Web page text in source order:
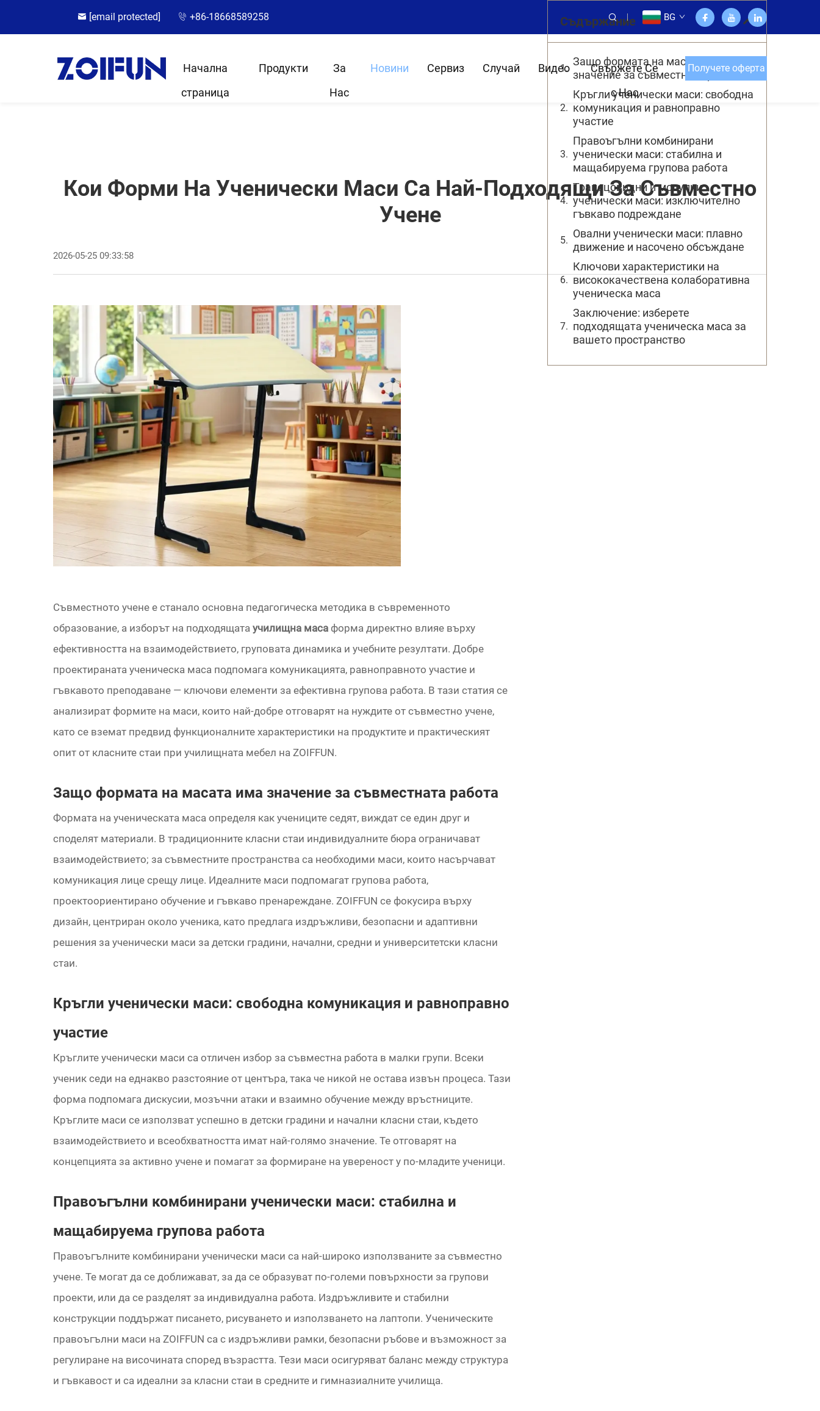
[email protected] +86-18668589258 BG
Начална
страница
Продукти
За
Нас
Новини Сервиз Случай Видео
Свържете Се
с Нас
Получете оферта
Кои Форми На Ученически Маси Са Най-Подходящи За Съвместно
Учене
2026-05-25 09:33:58
Съвместното учене е станало основна педагогическа методика в съвременното
образование, а изборът на подходящата училищна маса форма директно влияе върху
ефективността на взаимодействието, груповата динамика и учебните резултати. Добре
проектираната ученическа маса подпомага комуникацията, равноправното участие и
гъвкавото преподаване — ключови елементи за ефективна групова работа. В тази статия се
анализират формите на маси, които най-добре отговарят на нуждите от съвместно учене,
като се вземат предвид функционалните характеристики на продуктите и практическият
опит от класните стаи при училищната мебел на ZOIFFUN.
Защо формата на масата има значение за съвместната работа
Формата на ученическата маса определя как учениците седят, виждат се един друг и
споделят материали. В традиционните класни стаи индивидуалните бюра ограничават
взаимодействието; за съвместните пространства са необходими маси, които насърчават
комуникация лице срещу лице. Идеалните маси подпомагат групова работа,
проектоориентирано обучение и гъвкаво пренареждане. ZOIFFUN се фокусира върху
дизайн, центриран около ученика, като предлага издръжливи, безопасни и адаптивни
решения за ученически маси за детски градини, начални, средни и университетски класни
стаи.
Кръгли ученически маси: свободна комуникация и равноправно
участие
Кръглите ученически маси са отличен избор за съвместна работа в малки групи. Всеки
ученик седи на еднакво разстояние от центъра, така че никой не остава извън процеса. Тази
форма подпомага дискусии, мозъчни атаки и взаимно обучение между връстниците.
Кръглите маси се използват успешно в детски градини и начални класни стаи, където
взаимодействието и всеобхватността имат най-голямо значение. Те отговарят на
концепцията за активно учене и помагат за формиране на увереност у по-младите ученици.
Правоъгълни комбинирани ученически маси: стабилна и
мащабируема групова работа
Правоъгълните комбинирани ученически маси са най-широко използваните за съвместно
учене. Те могат да се доближават, за да се образуват по-големи повърхности за групови
проекти, или да се разделят за индивидуална работа. Издръжливите и стабилни
конструкции поддържат писането, рисуването и използването на лаптопи. Ученическите
правоъгълни маси на ZOIFFUN са с издръжливи рамки, безопасни ръбове и възможност за
регулиране на височината според възрастта. Тези маси осигуряват баланс между структура
и гъвкавост и са идеални за класни стаи в средните и гимназиалните училища.
Съдържание
Защо формата на масата има
значение за съвместната работа
Кръгли ученически маси: свободна
комуникация и равноправно
участие
Правоъгълни комбинирани
ученически маси: стабилна и
мащабируема групова работа
Трапецовидни и модулни
ученически маси: изключително
гъвкаво подреждане
Овални ученически маси: плавно
движение и насочено обсъждане
Ключови характеристики на
висококачествена колаборативна
ученическа маса
Заключение: изберете
подходящата ученическа маса за
вашето пространство